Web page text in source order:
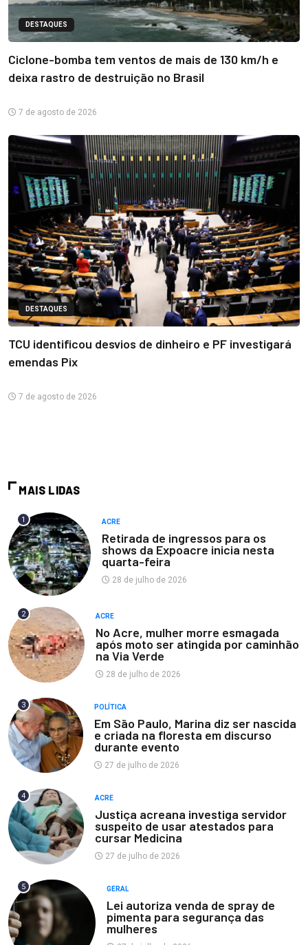
DESTAQUES
Ciclone-bomba tem ventos de mais de 130 km/h e
deixa rastro de destruição no Brasil
7 de agosto de 2026
DESTAQUES
TCU identificou desvios de dinheiro e PF investigará
emendas Pix
7 de agosto de 2026
MAIS LIDAS
1 ACRE
Retirada de ingressos para os
shows da Expoacre inicia nesta
quarta-feira
28 de julho de 2026
2 ACRE
No Acre, mulher morre esmagada
após moto ser atingida por caminhão
na Via Verde
28 de julho de 2026
3 POLÍTICA
Em São Paulo, Marina diz ser nascida
e criada na floresta em discurso
durante evento
27 de julho de 2026
4 ACRE
Justiça acreana investiga servidor
suspeito de usar atestados para
cursar Medicina
27 de julho de 2026
5 GERAL
Lei autoriza venda de spray de
pimenta para segurança das
mulheres